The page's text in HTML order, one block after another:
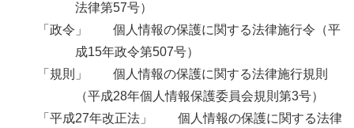
法律第57号）
「政令」 個人情報の保護に関する法律施行令（平
成15年政令第507号）
「規則」 個人情報の保護に関する法律施行規則
（平成28年個人情報保護委員会規則第3号）
「平成27年改正法」
個人情報の保護に関する法律